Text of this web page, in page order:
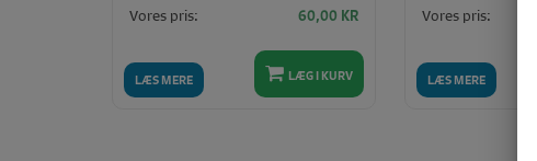
LÆS MERE
Vores pris: 60,00 KR
LÆG I KURV LÆS MERE
Vores pris: